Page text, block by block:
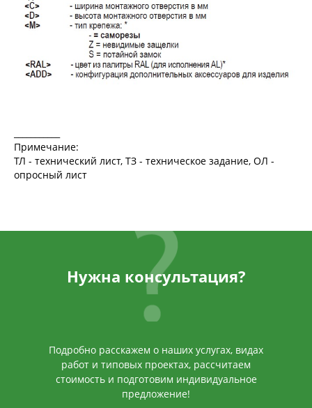
Примечание:
ТЛ - технический лист, ТЗ - техническое задание, ОЛ -
опросный лист
Нужна консультация?
Подробно расскажем о наших услугах, видах
работ и типовых проектах, рассчитаем
стоимость и подготовим индивидуальное
предложение!